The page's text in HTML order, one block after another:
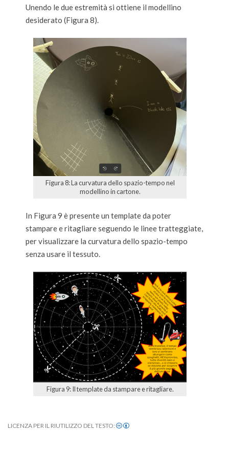
Unendo le due estremità si ottiene il modellino
desiderato (Figura 8).
Figura 8: La curvatura dello spazio-tempo nel
modellino in cartone.
In Figura 9 è presente un template da poter
stampare e ritagliare seguendo le linee tratteggiate,
per visualizzare la curvatura dello spazio-tempo
senza usare il tessuto.
Figura 9: Il template da stampare e ritagliare.
LICENZA PER IL RIUTILIZZO DEL TESTO: